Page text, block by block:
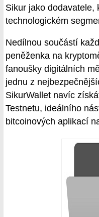
Sikur jako dodavatele,
technologickém
Nedílnou součástí
peněženka na
fanoušky digitálních
jednu z
SikurWallet navíc
Testnetu, ideálního
bitcoinových aplikací